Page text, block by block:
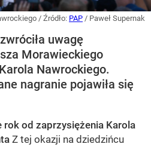
/ Źródło: PAP / Paweł Supernak
uwagę
Morawieckiego
Nawrockiego.
nagranie pojawiła się
rok od zaprzysiężenia Karola
Z tej okazji na dziedzińcu